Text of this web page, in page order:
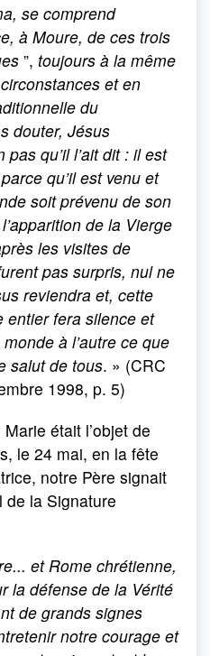
se comprend
à Moure, de ces trois
”, toujours à la même
et en
du
douter, Jésus
qu’il l’ait dit : il est
qu’il est venu et
soit prévenu de son
de la Vierge
les visites de
pas surpris, nul ne
reviendra et, cette
entier fera silence et
à l’autre ce que
salut de tous. » (CRC
1998, p. 5)
était l’objet de
le 24 mai, en la fête
notre Père signait
de la Signature
et Rome chrétienne,
la défense de la Vérité
de grands signes
notre courage et